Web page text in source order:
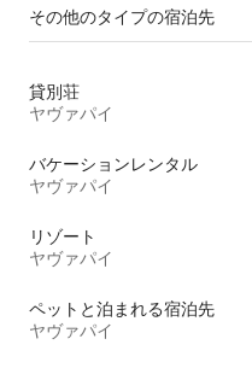
その他のタ⁠イ⁠プ⁠の宿⁠泊⁠先
貸別荘
ヤヴァパイ
バケーションレンタル
ヤヴァパイ
リゾート
ヤヴァパイ
ペットと泊まれる宿泊先
ヤヴァパイ